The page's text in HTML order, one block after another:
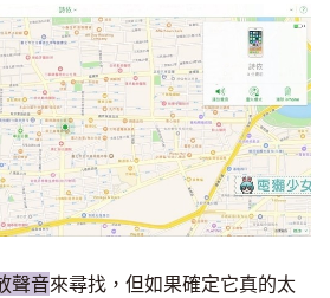
聲音來尋找，但如果確定它真的太